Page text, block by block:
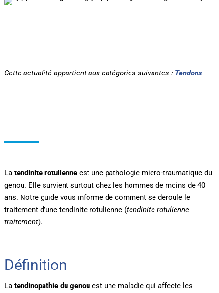
Cette actualité appartient aux catégories suivantes : Tendons
La tendinite rotulienneest une pathologie micro-traumatique du
genou. Elle survient surtout chez les hommes de moins de 40
ans. Notre guide vous informe de comment se déroule le
traitement d’une tendinite rotulienne (tendinite rotulienne
traitement).
Définition
La tendinopathie du genouest une maladie qui affecte les